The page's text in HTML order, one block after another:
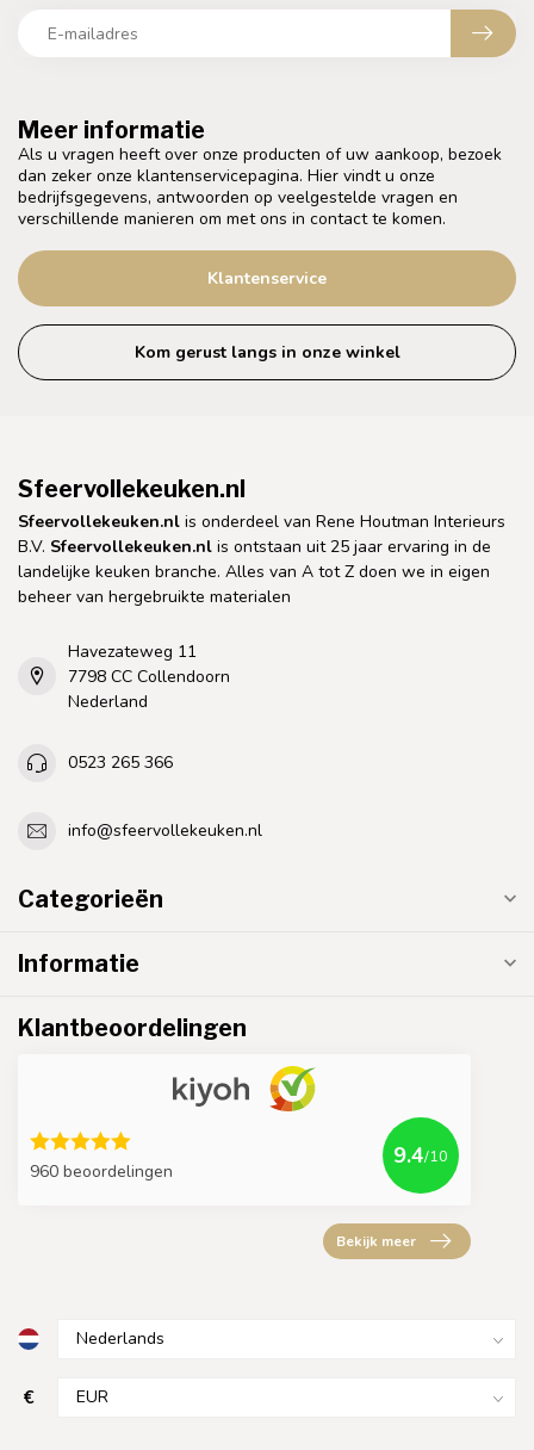
Meer informatie
Als u vragen heeft over onze producten of uw aankoop, bezoek
dan zeker onze klantenservicepagina. Hier vindt u onze
bedrijfsgegevens, antwoorden op veelgestelde vragen en
verschillende manieren om met ons in contact te komen.
Klantenservice
Kom gerust langs in onze winkel
Sfeervollekeuken.nl
Sfeervollekeuken.nl is onderdeel van Rene Houtman Interieurs
B.V. Sfeervollekeuken.nl is ontstaan uit 25 jaar ervaring in de
landelijke keuken branche. Alles van A tot Z doen we in eigen
beheer van hergebruikte materialen
Havezateweg 11
7798 CC Collendoorn
Nederland
0523 265 366
info@sfeervollekeuken.nl
Categorieën
Informatie
Klantbeoordelingen
960 beoordelingen
9.4/10
Bekijk meer
€